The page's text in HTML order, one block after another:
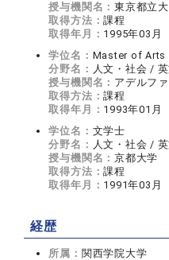
授与機関名：東京都立
取得方法：課程
取得年月： 1995年03月
学位名： Master of Arts
分野名： 人文・社会 /
授与機関名： アデルフ
取得方法：課程
取得年月： 1993年01月
学位名： 文学士
分野名： 人文・社会 /
授与機関名：京都大学
取得方法：課程
取得年月： 1991年03月
経歴
所属： 関西学院大学